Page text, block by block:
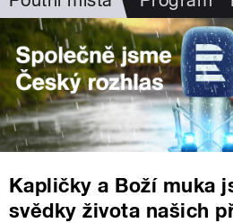
Kapličky a Boží muka
svědky života našich